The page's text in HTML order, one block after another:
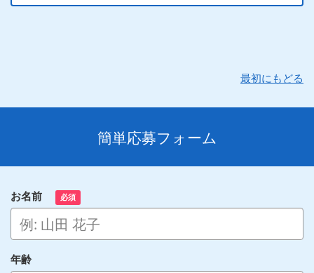
最初にもどる
簡単応募フォーム
お名前 必須
年齢